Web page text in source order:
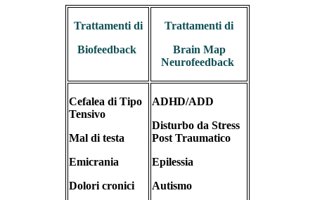
Trattamenti di
Biofeedback
Trattamenti di
Brain Map
Neurofeedback
Cefalea di Tipo
Tensivo
Mal di testa
Emicrania
Dolori cronici
ADHD/ADD
Disturbo da Stress
Post Traumatico
Epilessia
Autismo